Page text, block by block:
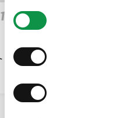
פרק 13: חוק השבות - הסוף?